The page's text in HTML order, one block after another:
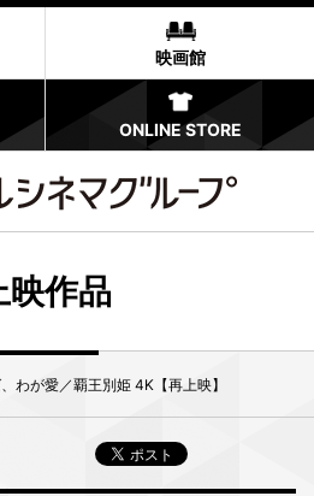
映画館
ONLINE STORE
映作品
わが愛／覇王別姫 4K【再上映】